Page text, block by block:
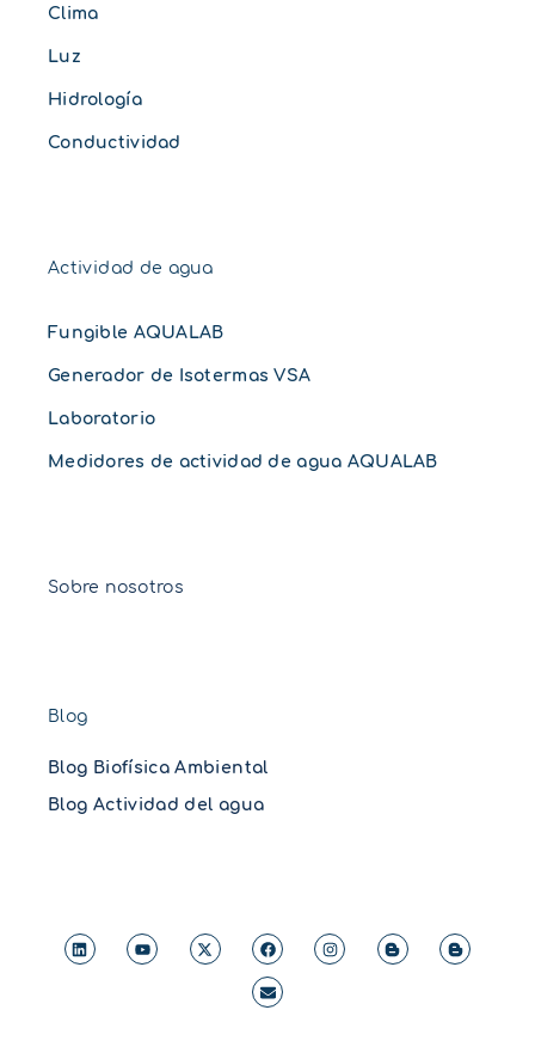
Clima
Luz
Hidrología
Conductividad
Actividad de agua
Fungible AQUALAB
Generador de Isotermas VSA
Laboratorio
Medidores de actividad de agua AQUALAB
Sobre nosotros
Blog
Blog Biofísica Ambiental
Blog Actividad del agua